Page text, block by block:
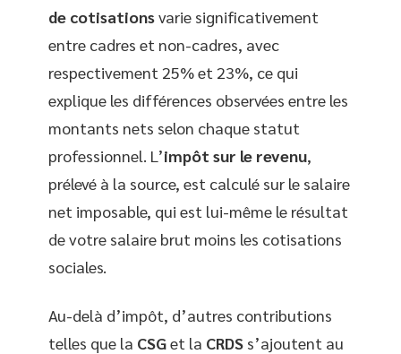
de cotisationsvarie significativement
entre cadres et non-cadres, avec
respectivement 25% et 23%, ce qui
explique les différences observées entre les
montants nets selon chaque statut
professionnel. L’impôt sur le revenu,
prélevé à la source, est calculé sur le salaire
net imposable, qui est lui-même le résultat
de votre salaire brut moins les cotisations
sociales.
Au-delà d’impôt, d’autres contributions
telles que la CSGet la CRDS s’ajoutent au